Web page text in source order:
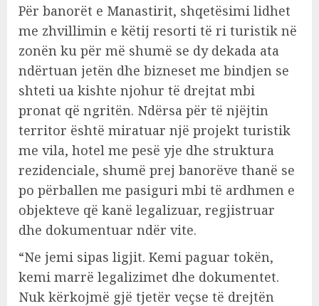
Për banorët e Manastirit, shqetësimi lidhet
me zhvillimin e këtij resorti të ri turistik në
zonën ku për më shumë se dy dekada ata
ndërtuan jetën dhe bizneset me bindjen se
shteti ua kishte njohur të drejtat mbi
pronat që ngritën. Ndërsa për të njëjtin
territor është miratuar një projekt turistik
me vila, hotel me pesë yje dhe struktura
rezidenciale, shumë prej banorëve thanë se
po përballen me pasiguri mbi të ardhmen e
objekteve që kanë legalizuar, regjistruar
dhe dokumentuar ndër vite.
“Ne jemi sipas ligjit. Kemi paguar tokën,
kemi marrë legalizimet dhe dokumentet.
Nuk kërkojmë gjë tjetër veçse të drejtën